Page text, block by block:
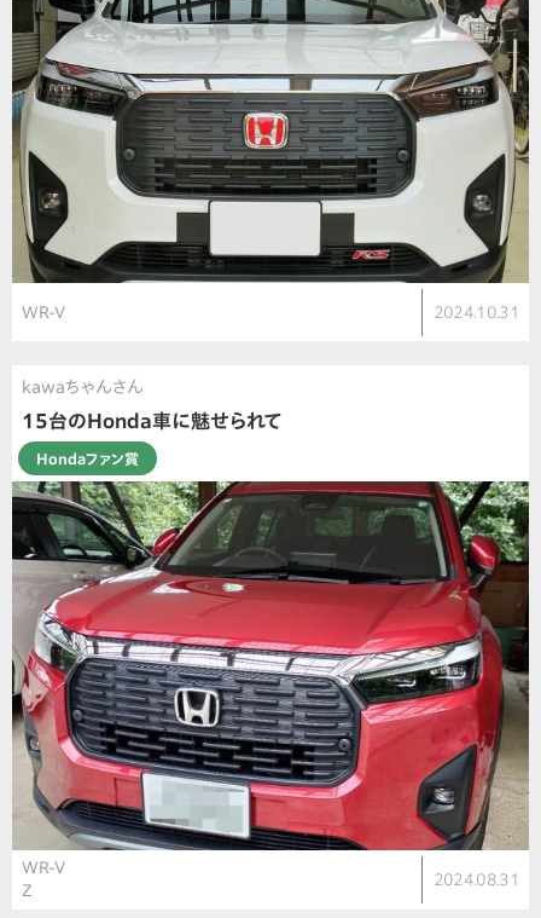
WR-V 2024.10.31
kawaちゃんさん
15台のHonda車に魅せられて
Hondaファン賞
WR-V
Z
2024.08.31